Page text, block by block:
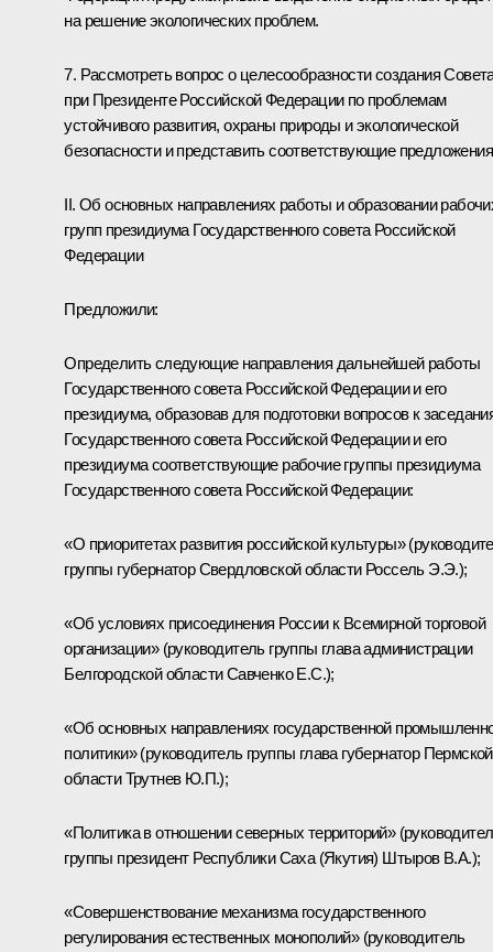
на решение экологических проблем.
7. Рассмотреть вопрос о целесообразности создания
при Президенте Российской Федерации по проблемам
устойчивого развития, охраны природы и экологической
безопасности и представить соответствующие
II. Об основных направлениях работы и образовании
групп президиума Государственного совета Российской
Федерации
Предложили:
Определить следующие направления дальнейшей работы
Государственного совета Российской Федерации и его
президиума, образовав для подготовки вопросов к
Государственного совета Российской Федерации и его
президиума соответствующие рабочие группы президиума
Государственного совета Российской Федерации:
«О приоритетах развития российской культуры»
группы губернатор Свердловской области Россель Э.Э.);
«Об условиях присоединения России к Всемирной торговой
организации» (руководитель группы глава администрации
Белгородской области Савченко Е.С.);
«Об основных направлениях государственной
политики» (руководитель группы глава губернатор Пермской
области Трутнев Ю.П.);
«Политика в отношении северных территорий»
группы президент Республики Саха (Якутия) Штыров В.А.);
«Совершенствование механизма государственного
регулирования естественных монополий» (руководитель